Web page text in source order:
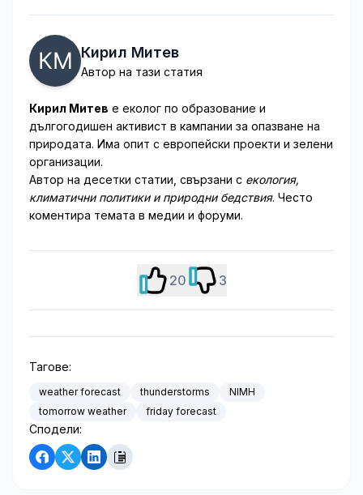
Кирил Митев
Автор на тази статия
Кирил Митев е еколог по образование и
дългогодишен активист в кампании за опазване на
природата. Има опит с европейски проекти и зелени
организации.
Автор на десетки статии, свързани с екология,
климатични политики и природни бедствия. Често
коментира темата в медии и форуми.
20 3
Тагове:
weather forecast thunderstorms
NIMH
tomorrow weather
friday forecast
Сподели: